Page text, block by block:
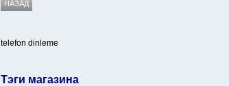
telefon dinleme
Тэги магазина